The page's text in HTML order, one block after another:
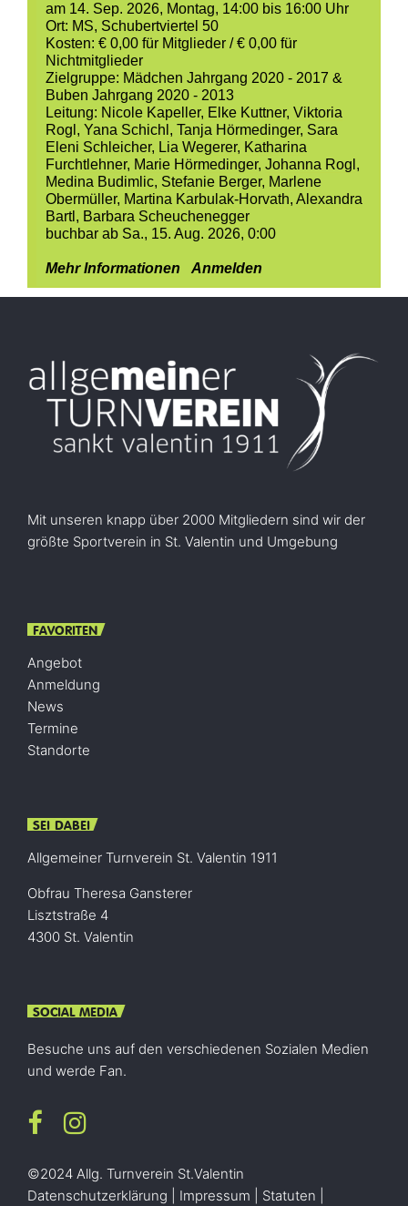
am 14. Sep. 2026, Montag, 14:00 bis 16:00 Uhr
Ort: MS, Schubertviertel 50
Kosten: € 0,00 für Mitglieder /€ 0,00 für
Nichtmitglieder
Zielgruppe: Mädchen Jahrgang 2020 - 2017 &
Buben Jahrgang 2020 - 2013
Leitung: Nicole Kapeller, Elke Kuttner, Viktoria
Rogl , Yana Schichl , Tanja Hörmedinger, Sara
Eleni Schleicher, Lia Wegerer, Katharina
Furchtlehner, Marie Hörmedinger, Johanna Rogl ,
Medina Budimlic, Stefanie Berger, Marlene
Obermüller, Martina Karbulak-Horvath, Alexandra
Bartl , Barbara Scheuchenegger
buchbar ab Sa., 15. Aug. 2026, 0:00
Mehr Informationen Anmelden
Mit unseren knapp über 2000 Mitgliedern sind wir der
größte Sportverein in St. Valentin und Umgebung
FAVORITEN
Angebot
Anmeldung
News
Termine
Standorte
SEI DABEI
Allgemeiner Turnverein St. Valentin 1911
Obfrau Theresa Gansterer
Lisztstraße 4
4300 St. Valentin
SOCIAL MEDIA
Besuche uns auf den verschiedenen Sozialen Medien
und werde Fan.
©2024 Allg. Turnverein St.Valentin
Datenschutzerklärung
Impressum Statuten